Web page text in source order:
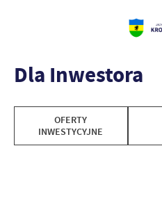
Dla Inwestora
OFERTY
INWESTYCYJNE